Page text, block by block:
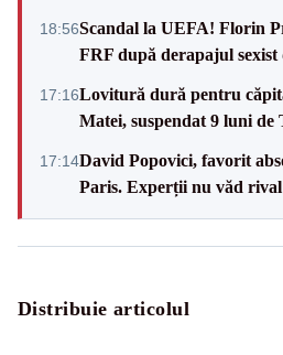
18:56Scandal la UEFA! Florin
FRF după derapajul sexist
17:16Lovitură dură pentru
Matei, suspendat 9 luni de
17:14David Popovici, favorit
Paris. Experții nu văd
Distribuie articolul